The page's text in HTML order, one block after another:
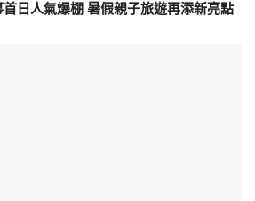
日人氣爆棚 暑假親子旅遊再添新亮點